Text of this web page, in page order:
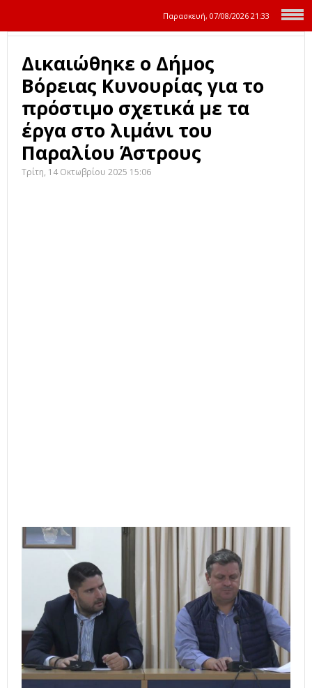
Παρασκευή, 07/08/2026 21:33
Δικαιώθηκε ο Δήμος
Βόρειας Κυνουρίας για το
πρόστιμο σχετικά με τα
έργα στο λιμάνι του
Παραλίου Άστρους
Τρίτη, 14 Οκτωβρίου 2025 15:06